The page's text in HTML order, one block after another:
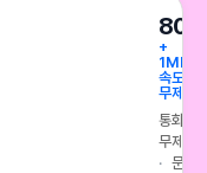
+
1Mbps
속도
무제한
통화
무제한
문자